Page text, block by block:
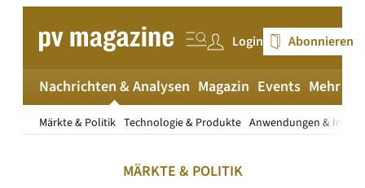
springen
Login Abonnieren
Nachrichten & Analysen
Märkte & Politik Technologie & Produkte Anwendungen &
Magazin Events Mehr
MÄRKTE & POLITIK